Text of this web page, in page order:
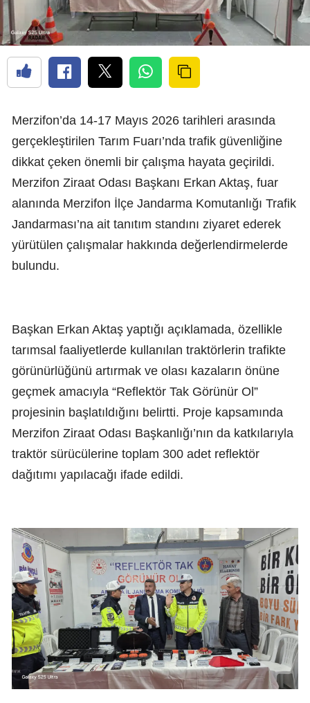
Merzifon’da 14-17 Mayıs 2026 tarihleri arasında
gerçekleştirilen Tarım Fuarı’nda trafik güvenliğine
dikkat çeken önemli bir çalışma hayata geçirildi.
Merzifon Ziraat Odası Başkanı Erkan Aktaş, fuar
alanında Merzifon İlçe Jandarma Komutanlığı Trafik
Jandarması’na ait tanıtım standını ziyaret ederek
yürütülen çalışmalar hakkında değerlendirmelerde
bulundu.
Başkan Erkan Aktaş yaptığı açıklamada, özellikle
tarımsal faaliyetlerde kullanılan traktörlerin trafikte
görünürlüğünü artırmak ve olası kazaların önüne
geçmek amacıyla “Reflektör Tak Görünür Ol”
projesinin başlatıldığını belirtti. Proje kapsamında
Merzifon Ziraat Odası Başkanlığı’nın da katkılarıyla
traktör sürücülerine toplam 300 adet reflektör
dağıtımı yapılacağı ifade edildi.